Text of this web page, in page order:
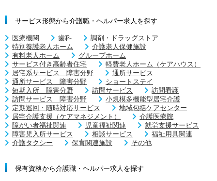
サービス形態から介護職・ヘルパー求人を探す
医療機関 歯科
調剤・ドラッグストア
特別養護老人ホーム
介護老人保健施設
有料老人ホーム
グループホーム
サービス付き高齢者住宅
軽費老人ホーム（ケアハウス）
居宅系サービス 障害分野
通所サービス
通所サービス 障害分野
ショートステイ
短期入所 障害分野
訪問サービス
訪問看護
訪問サービス 障害分野
小規模多機能型居宅介護
定期巡回・随時対応サービス
地域包括ケアセンター
居宅介護支援（ケアマネジメント）
介護医療院
障がい者福祉関連
児童福祉関連
就労支援サービス
障害児入所サービス
相談サービス
福祉用具関連
介護タクシー
保育関連施設 その他
保有資格から介護職・ヘルパー求人を探す